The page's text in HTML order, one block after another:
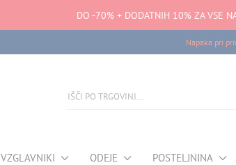
DO -70% + DODATNIH 10% ZA VSE
Napaka pri
VZGLAVNIKI ODEJE POSTELJNINA